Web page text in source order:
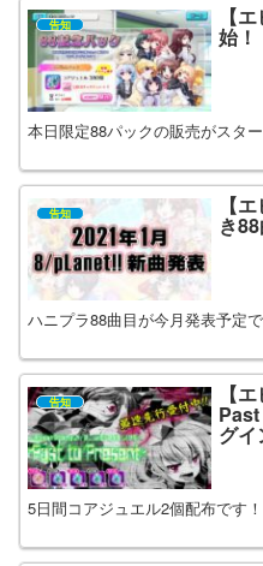
告知 【
始！
本日限定88パックの販売がスタ
告知 【
き
ハニプラ88曲目が今月発表予定
告知 【
グイ
5日間コアジュエル2個配布です